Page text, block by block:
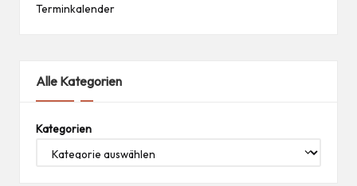
Terminkalender
Alle Kategorien
Kategorien